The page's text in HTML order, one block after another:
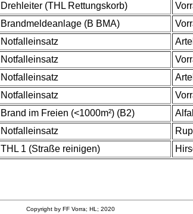
Drehleiter (THL Rettungskorb)
Brandmeldeanlage (B BMA)
Notfalleinsatz
Notfalleinsatz
Notfalleinsatz
Notfalleinsatz
Brand im Freien (<1000m²) (B2)
Notfalleinsatz
THL 1 (Straße reinigen)
Copyright by FF Vorra; HL; 2020